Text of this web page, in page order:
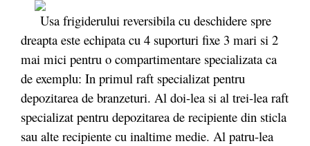
Usa frigiderului reversibila cu deschidere spre
dreapta este echipata cu 4 suporturi fixe 3 mari si 2
mai mici pentru o compartimentare specializata ca
de exemplu: In primul raft specializat pentru
depozitarea de branzeturi. Al doi-lea si al trei-lea raft
specializat pentru depozitarea de recipiente din sticla
sau alte recipiente cu inaltime medie. Al patru-lea